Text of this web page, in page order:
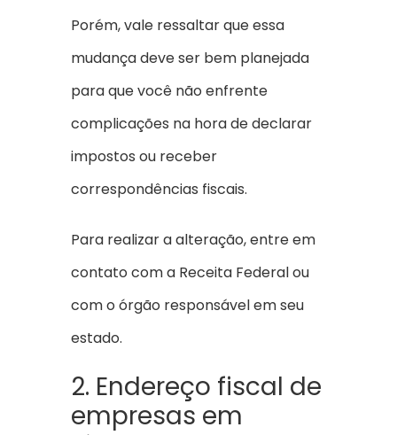
Porém, vale ressaltar que essa
mudança deve ser bem planejada
para que você não enfrente
complicações na hora de declarar
impostos ou receber
correspondências fiscais.
Para realizar a alteração, entre em
contato com a Receita Federal ou
com o órgão responsável em seu
estado.
2. Endereço fiscal de
empresas em